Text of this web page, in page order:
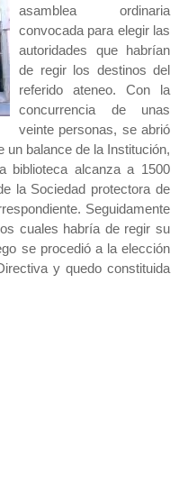
asamblea ordinaria
convocada para elegir las
autoridades que habrían
de regir los destinos del
referido ateneo. Con la
concurrencia de unas
veinte personas, se abrió
un balance de la Institución,
biblioteca alcanza a 1500
la Sociedad protectora de
Seguidamente
cuales habría de regir su
se procedió a la elección
y quedo constituida